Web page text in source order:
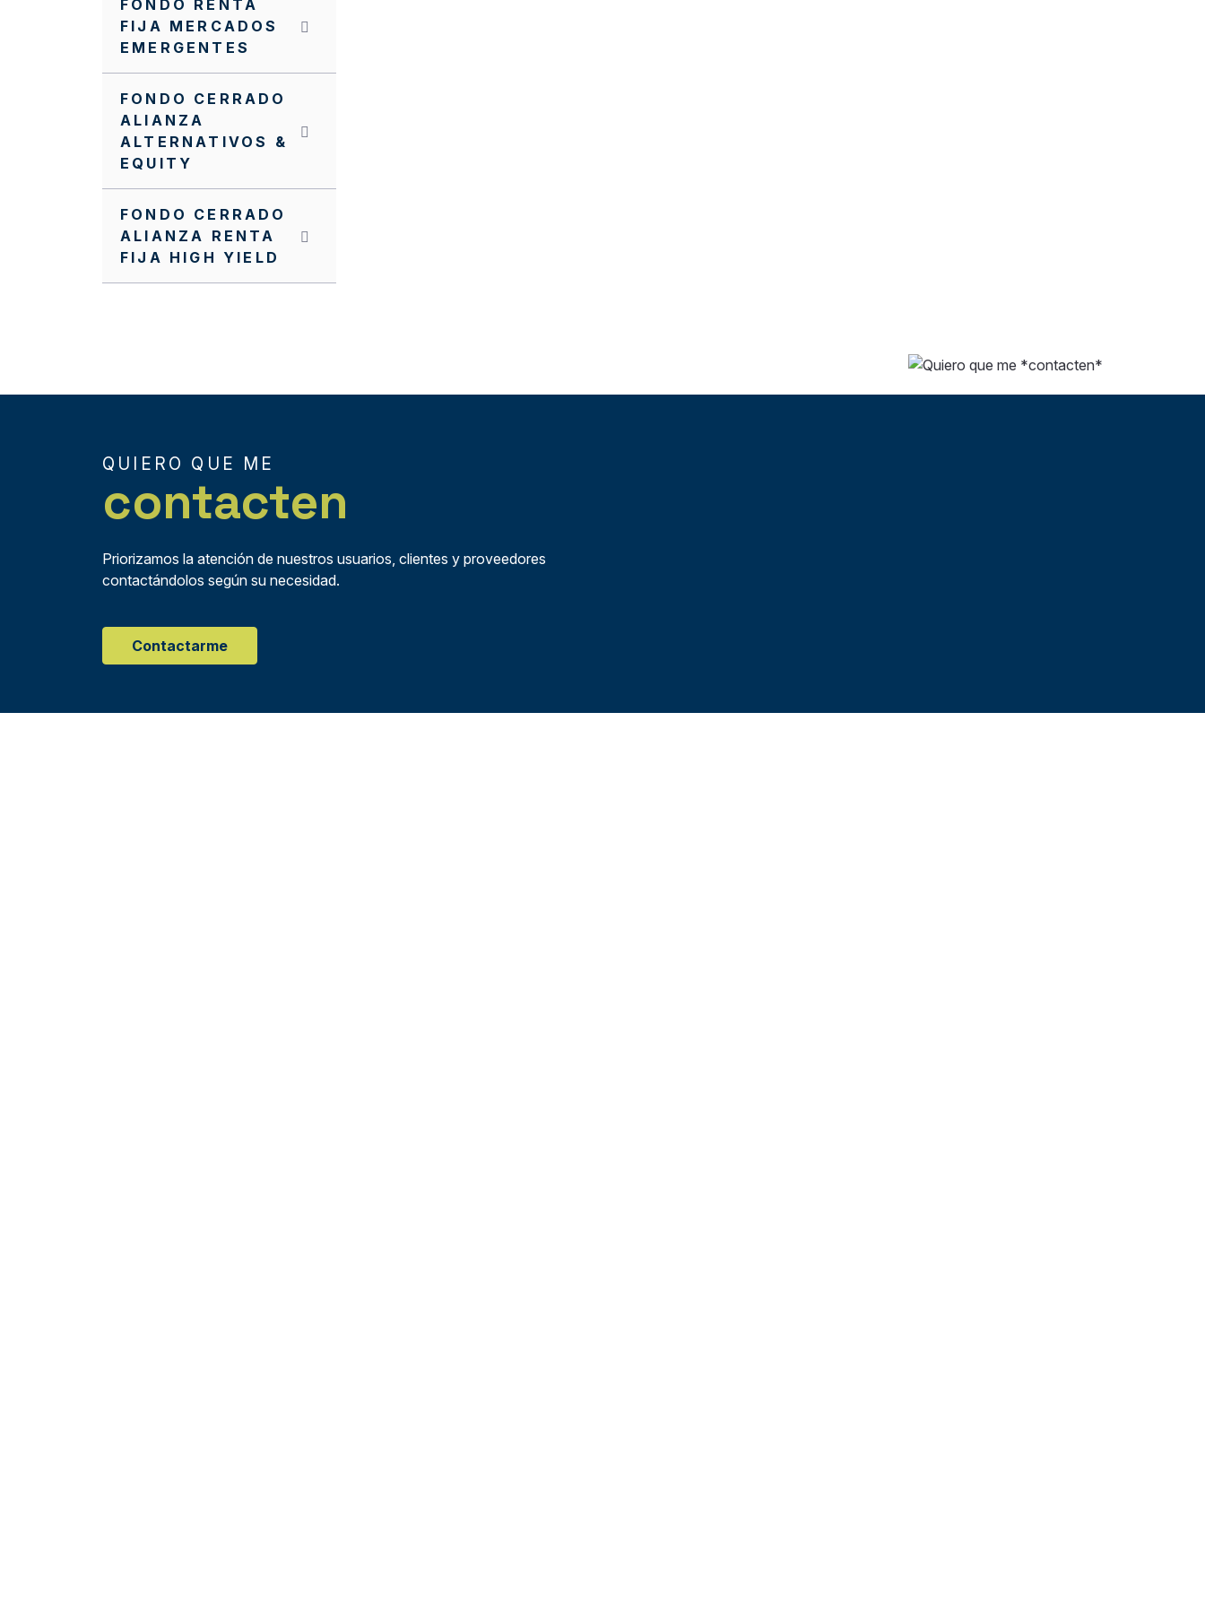
FONDO RENTA
FIJA MERCADOS
EMERGENTES
FONDO CERRADO
ALIANZA
ALTERNATIVOS &
EQUITY
FONDO CERRADO
ALIANZA RENTA
FIJA HIGH YIELD
QUIERO QUE ME
contacten
Priorizamos la atención de nuestros usuarios, clientes y proveedores
contactándolos según su necesidad.
Contactarme